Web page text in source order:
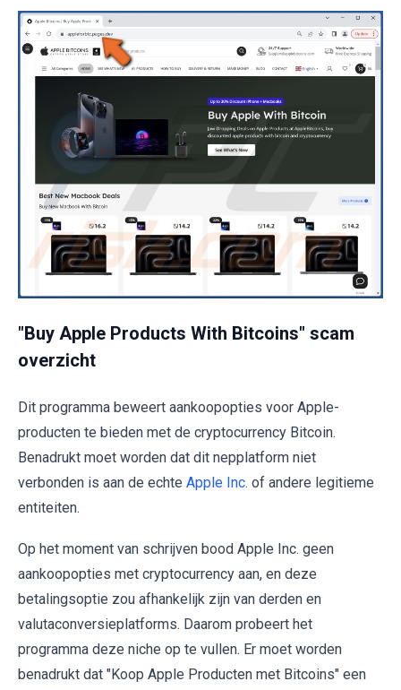
"Buy Apple Products With Bitcoins" scam
overzicht
Dit programma beweert aankoopopties voor Apple-
producten te bieden met de cryptocurrency Bitcoin.
Benadrukt moet worden dat dit nepplatform niet
verbonden is aan de echte Apple Inc. of andere legitieme
entiteiten.
Op het moment van schrijven bood Apple Inc. geen
aankoopopties met cryptocurrency aan, en deze
betalingsoptie zou afhankelijk zijn van derden en
valutaconversieplatforms. Daarom probeert het
programma deze niche op te vullen. Er moet worden
benadrukt dat "Koop Apple Producten met Bitcoins" een